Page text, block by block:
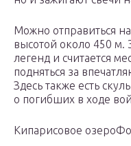
Можно отправиться
высотой около 450 м.
легенд и считается
подняться за
Здесь также есть
о погибших в ходе
Кипарисовое